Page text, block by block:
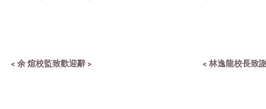
< 余煊校監致歡迎辭 > < 林逸龍校長致